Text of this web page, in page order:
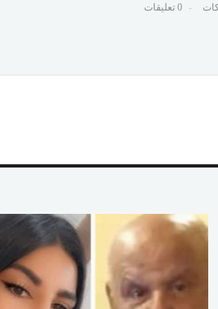
0 تعليقات